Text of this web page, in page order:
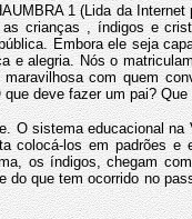
1 (Lida da
crianças , índigos e
Embora ele seja
e alegria. Nós o
com quem
deve fazer um pai?
O sistema educacional
colocá-los em padrões e
os índigos, chegam
do que tem ocorrido no